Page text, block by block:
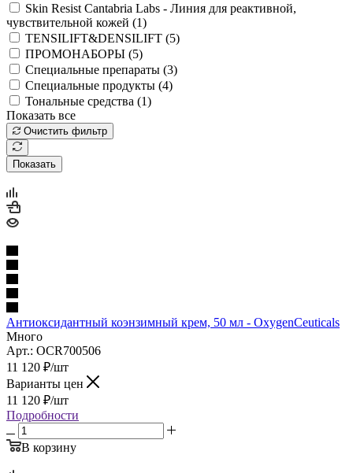
Skin Resist Cantabria Labs - Линия для реактивной,
чувствительной кожей (1)
TENSILIFT&DENSILIFT (5)
ПРОМОНАБОРЫ (5)
Специальные препараты (3)
Специальные продукты (4)
Тональные средства (1)
Показать все
Очистить фильтр
Показать
Антиоксидантный коэнзимный крем, 50 мл - OxygenCeuticals
Много
Арт.: OCR700506
11 120 ₽/шт
Варианты цен
11 120 ₽/шт
Подробности
В корзину